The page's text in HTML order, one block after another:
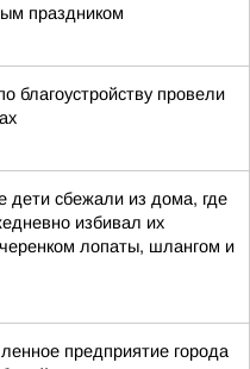
праздником
благоустройству провели
дети сбежали из дома, где
избивал их
лопаты, шлангом и
предприятие города